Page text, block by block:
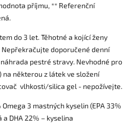
příjmu, ** Referenční
do 3 let. Těhotné a kojící ženy
doporučené denní
pestré stravy. Nevhodné pro
některou z látek ve složení
vlhkosti/silica gel - nepožívejte.
3 mastných kyselin (EPA 33%
DHA 22% – kyselina